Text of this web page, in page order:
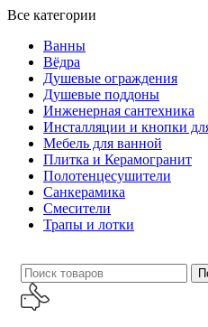
Все категории
Ванны
Вёдра
Душевые ограждения
Душевые поддоны
Инженерная сантехника
Инсталляции и кнопки
Мебель для ванной
Плитка и Керамогранит
Полотенцесушители
Санкерамика
Смесители
Трапы и лотки